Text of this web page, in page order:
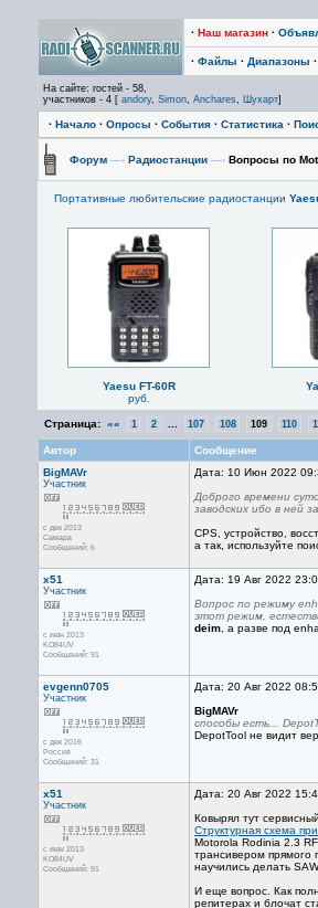
· Наш магазин ·
· Файлы · Диапазоны ·
На сайте: гостей - 58,
участников - 4 [ andory, Simon, Anchares, Шухарт]
· Начало · Опросы · События · Статистика ·
Форум —› Радиостанции —› Вопросы по
Портативные любительские радиостанции
Yaesu FT-60R
руб.
Страница: «« 1 2 107 108 109 110
Автор
Сообщение
BigMAVr
Участник
с дек 2013
Самара
Сообщений: 6
Дата: 10 Июн 2022
Доброго времени
заводских ибо в ней
CPS, устройство,
а так, используйте
x51
Участник
с июн 2013
KO84UV
Сообщений: 91
Дата: 19 Авг 2022
Вопрос по режиму
этот режим,
deim , а разве под
evgenn0705
Участник
с дек 2016
Россия
Сообщений: 31
Дата: 20 Авг 2022
BigMAVr
способы есть...
DepotTool не видит
x51
Участник
с июн 2013
KO84UV
Сообщений: 91
Дата: 20 Авг 2022
Ковырял тут
Структурная схема
Motorola Rodinia 2.3
трансивером прямого
научились делать
И еще вопрос. Как
репитерах и блочат